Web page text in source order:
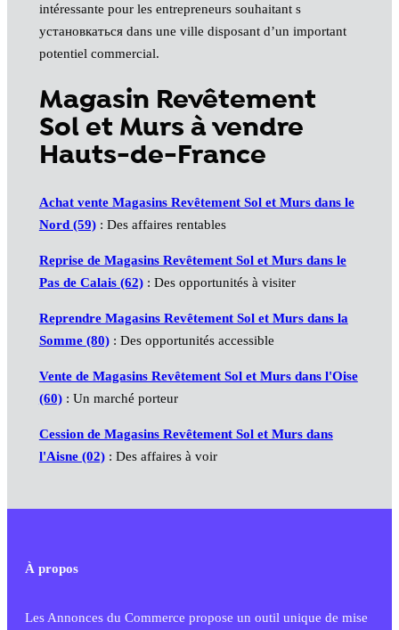
intéressante pour les entrepreneurs souhaitant s
установкаться dans une ville disposant d’un important
potentiel commercial.
Magasin Revêtement
Sol et Murs à vendre
Hauts-de-France
Achat vente Magasins Revêtement Sol et Murs dans le
Nord (59): Des affaires rentables
Reprise de Magasins Revêtement Sol et Murs dans le
Pas de Calais (62): Des opportunités à visiter
Reprendre Magasins Revêtement Sol et Murs dans la
Somme (80): Des opportunités accessible
Vente de Magasins Revêtement Sol et Murs dans l'Oise
(60): Un marché porteur
Cession de Magasins Revêtement Sol et Murs dans
l'Aisne (02): Des affaires à voir
À propos
Les Annonces du Commerce propose un outil unique de mise